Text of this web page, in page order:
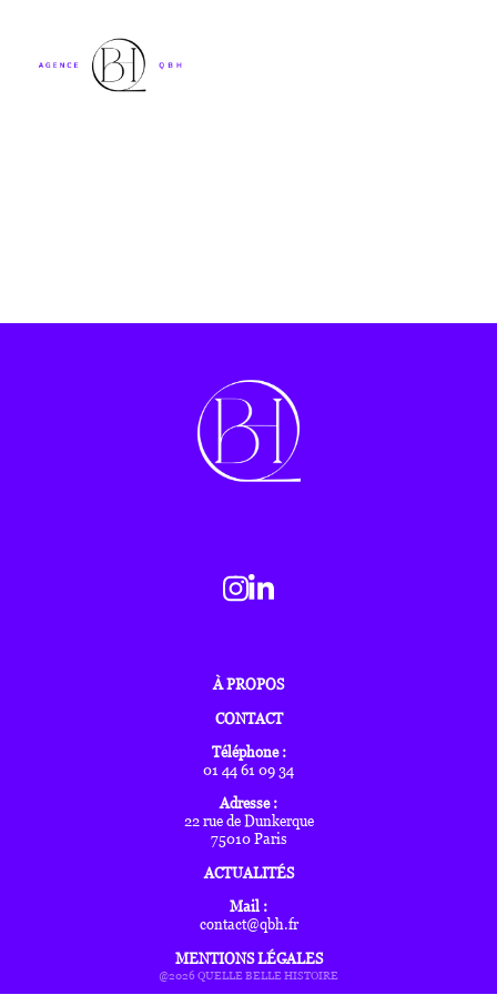
À PROPOS
CONTACT
Téléphone :
01 44 61 09 34
Adresse :
22 rue de Dunkerque
75010 Paris
ACTUALITÉS
Mail :
contact@qbh.fr
MENTIONS LÉGALES
@2026 QUELLE BELLE HISTOIRE